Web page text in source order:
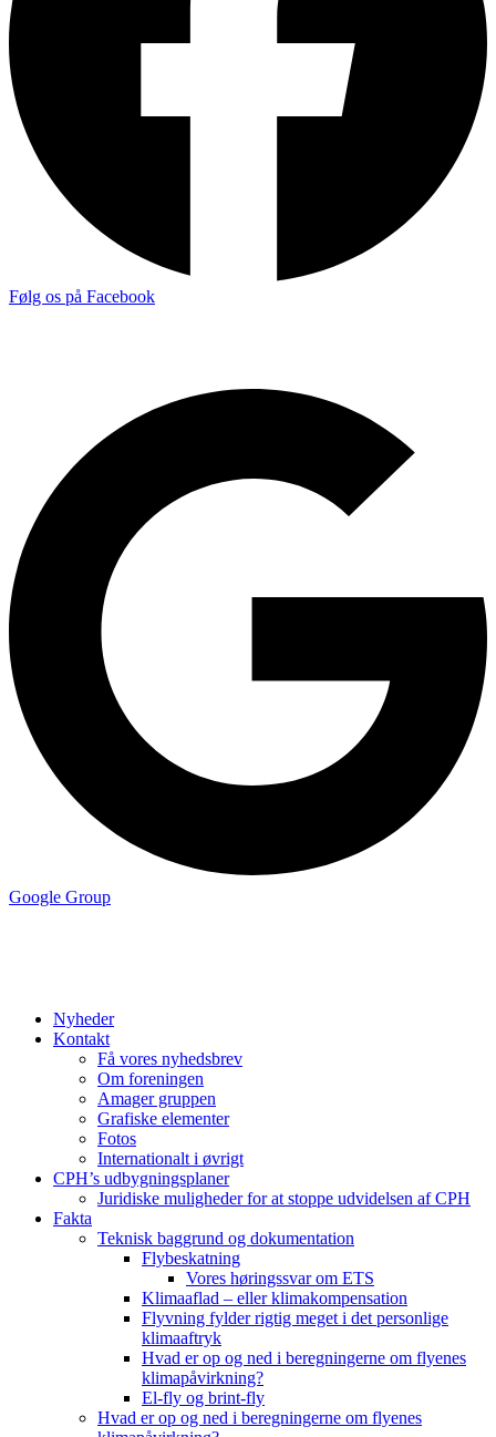
Følg os på Facebook
Google Group
Nyheder
Kontakt
Få vores nyhedsbrev
Om foreningen
Amager gruppen
Grafiske elementer
Fotos
Internationalt i øvrigt
CPH’s udbygningsplaner
Juridiske muligheder for at stoppe udvidelsen af CPH
Fakta
Teknisk baggrund og dokumentation
Flybeskatning
Vores høringssvar om ETS
Klimaaflad – eller klimakompensation
Flyvning fylder rigtig meget i det personlige
klimaaftryk
Hvad er op og ned i beregningerne om flyenes
klimapåvirkning?
El-fly og brint-fly
Hvad er op og ned i beregningerne om flyenes